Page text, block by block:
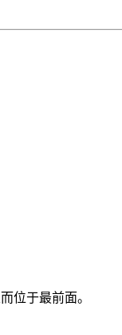
位于最前面。